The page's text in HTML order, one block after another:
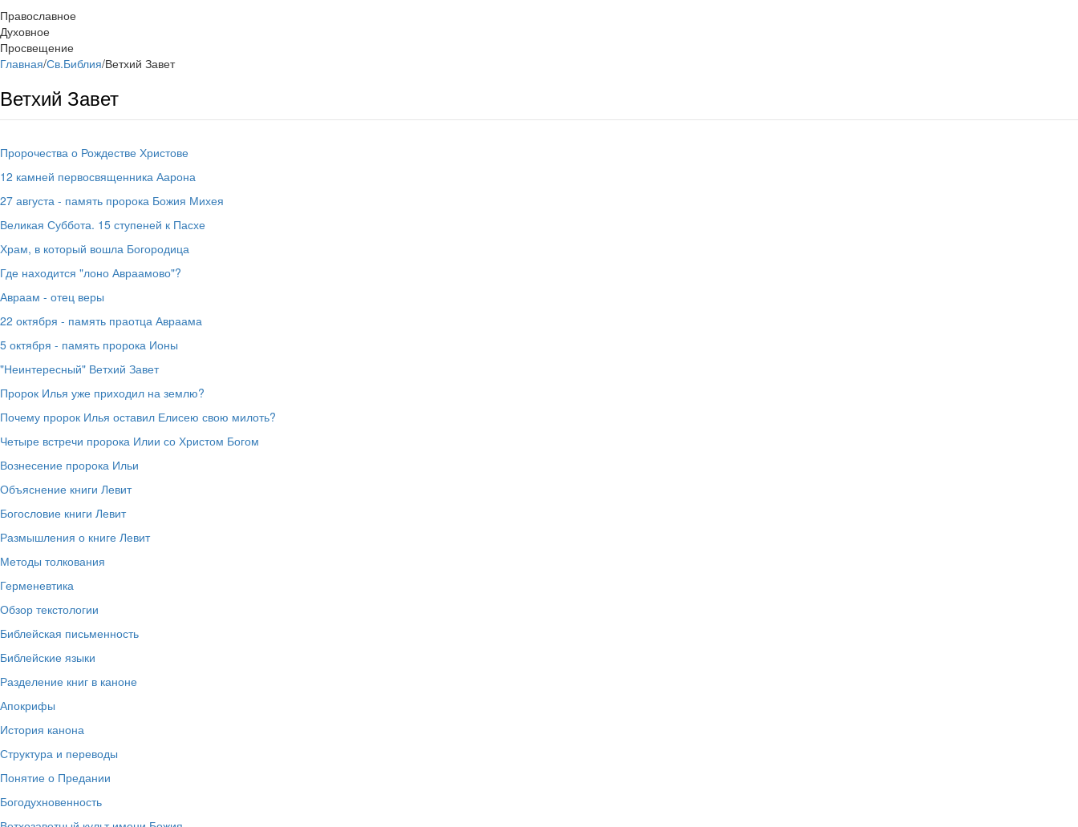
Православное
Духовное
Просвещение
Главная/Св.Библия/Ветхий Завет
Ветхий Завет
Пророчества о Рождестве Христове
12 камней первосвященника Аарона
27 августа - память пророка Божия Михея
Великая Суббота. 15 ступеней к Пасхе
Храм, в который вошла Богородица
Где находится "лоно Авраамово"?
Авраам - отец веры
22 октября - память праотца Авраама
5 октября - память пророка Ионы
"Неинтересный" Ветхий Завет
Пророк Илья уже приходил на землю?
Почему пророк Илья оставил Елисею свою милоть?
Четыре встречи пророка Илии со Христом Богом
Вознесение пророка Ильи
Объяснение книги Левит
Богословие книги Левит
Размышления о книге Левит
Методы толкования
Герменевтика
Обзор текстологии
Библейская письменность
Библейские языки
Разделение книг в каноне
Апокрифы
История канона
Структура и переводы
Понятие о Предании
Богодухновенность